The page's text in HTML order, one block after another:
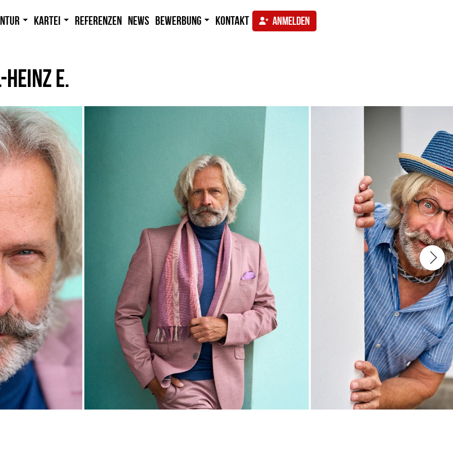
Kartei Referenzen News Bewerbung Kontakt ANMELDEN
E.